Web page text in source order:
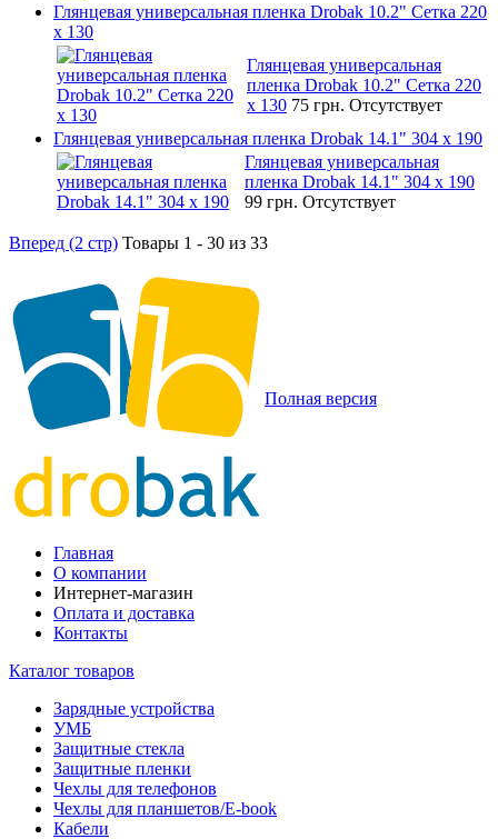
Глянцевая универсальная пленка Drobak 10.2" Сетка 220
x 130
Глянцевая универсальная
пленка Drobak 10.2" Сетка 220
x 130 75 грн. Отсутствует
Глянцевая универсальная пленка Drobak 14.1" 304 х 190
Глянцевая универсальная
пленка Drobak 14.1" 304 х 190
99 грн. Отсутствует
Вперед (2 стр) Товары 1 - 30 из 33
Полная версия
Главная
О компании
Интернет-магазин
Оплата и доставка
Контакты
Каталог товаров
Зарядные устройства
УМБ
Защитные стекла
Защитные пленки
Чехлы для телефонов
Чехлы для планшетов/E-book
Кабели